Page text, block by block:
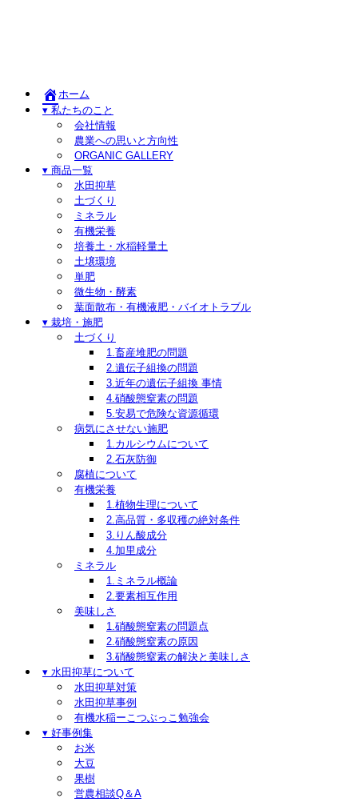
ホーム
▾ 私たちのこと
会社情報
農業への思いと方向性
ORGANIC GALLERY
▾ 商品一覧
水田抑草
土づくり
ミネラル
有機栄養
培養土・水稲軽量土
土壌環境
単肥
微生物・酵素
葉面散布・有機液肥・バイオトラブル
▾ 栽培・施肥
土づくり
1.畜産堆肥の問題
2.遺伝子組換の問題
3.近年の遺伝子組換 事情
4.硝酸態窒素の問題
5.安易で危険な資源循環
病気にさせない施肥
1.カルシウムについて
2.石灰防御
腐植について
有機栄養
1.植物生理について
2.高品質・多収穫の絶対条件
3.りん酸成分
4.加里成分
ミネラル
1.ミネラル概論
2.要素相互作用
美味しさ
1.硝酸態窒素の問題点
2.硝酸態窒素の原因
3.硝酸態窒素の解決と美味しさ
▾ 水田抑草について
水田抑草対策
水田抑草事例
有機水稲ーこつぶっこ勉強会
▾ 好事例集
お米
大豆
果樹
営農相談Q＆A